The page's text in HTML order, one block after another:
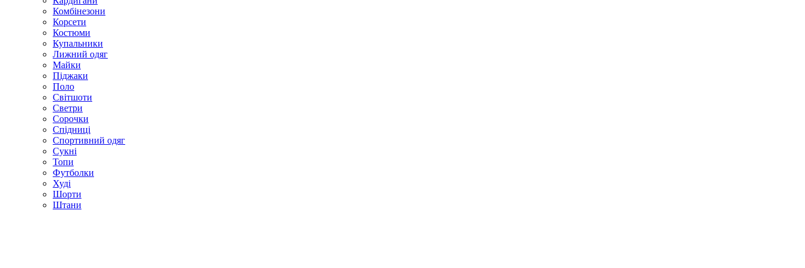
Комбінезони
Корсети
Костюми
Купальники
Лижний одяг
Майки
Піджаки
Поло
Світшоти
Светри
Сорочки
Спідниці
Спортивний одяг
Сукні
Топи
Футболки
Худі
Шорти
Штани